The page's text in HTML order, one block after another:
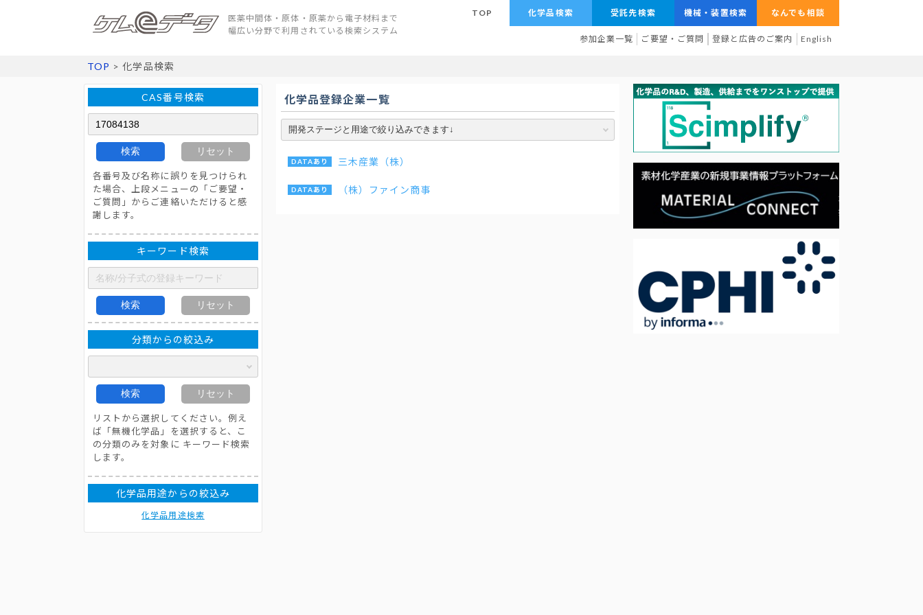
医薬中間体・原体・原薬から電子材料まで
幅広い分野で利用されている検索システム
TOP 化学品検索 受託先検索 機械・装置検索 なんでも相談
参加企業一覧 ご要望・ご質問 登録と広告のご案内 English
TOP > 化学品検索
CAS番号検索
検索 リセット
各番号及び名称に誤りを見つけられ
た場合、上段メニューの「ご要望・
ご質問」からご連絡いただけると感
謝します。
キーワード検索
検索 リセット
分類からの絞込み
検索 リセット
リストから選択してください。例え
ば「無機化学品」を選択すると、こ
の分類のみを対象に キーワード検索
します。
化学品用途からの絞込み
化学品用途検索
化学品登録企業一覧
三木産業（株）
（株）ファイン商事